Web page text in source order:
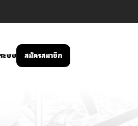
ะบบ สมัครสมาชิก